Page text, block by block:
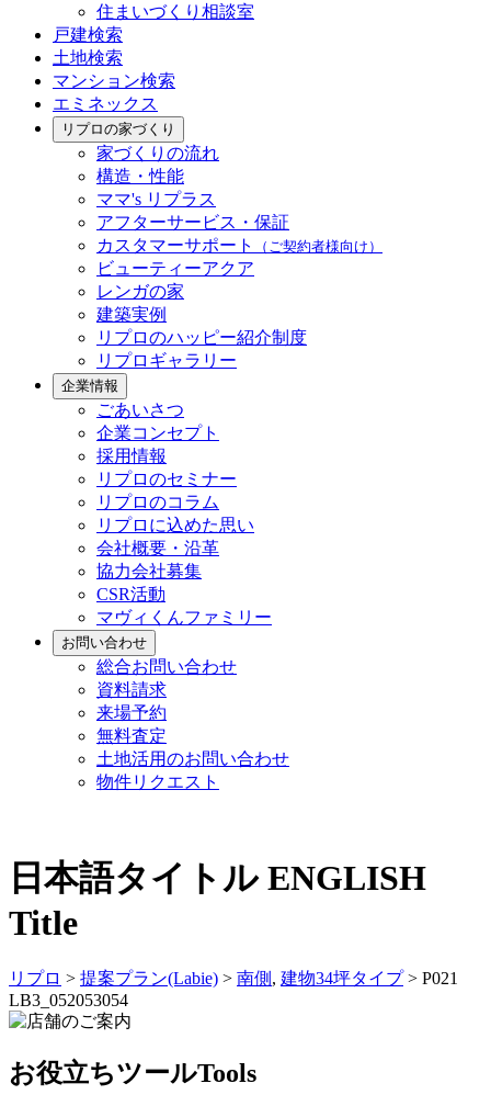
住まいづくり相談室
戸建検索
土地検索
マンション検索
エミネックス
リプロの家づくり
家づくりの流れ
構造・性能
ママ's リプラス
アフターサービス・保証
カスタマーサポート
（ご契約者様向け）
ビューティーアクア
レンガの家
建築実例
リプロのハッピー紹介制度
リプロギャラリー
企業情報
ごあいさつ
企業コンセプト
採用情報
リプロのセミナー
リプロのコラム
リプロに込めた思い
会社概要・沿革
協力会社募集
CSR活動
マヴィくんファミリー
お問い合わせ
総合お問い合わせ
資料請求
来場予約
無料査定
土地活用のお問い合わせ
物件リクエスト
日本語タイトル ENGLISH
Title
リプロ > 提案プラン(Labie) > 南側 , 建物34坪タイプ> P021
LB3_052053054
お役立ちツールTools